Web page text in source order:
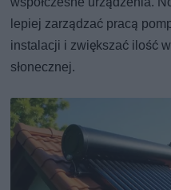
lepiej zarządzać pracą
instalacji i zwiększać ilość
słonecznej.